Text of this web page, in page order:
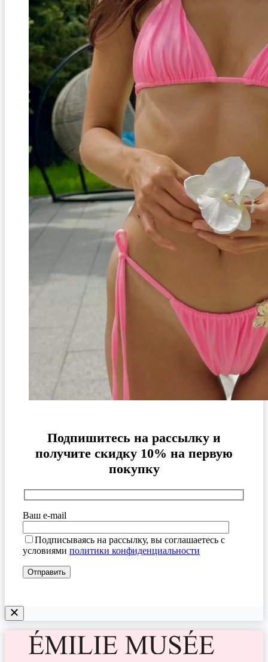
Подпишитесь на рассылку и
получите скидку 10% на первую
покупку
Ваш e-mail
Подписываясь на рассылку, вы соглашаетесь с
условиями политики конфиденциальности